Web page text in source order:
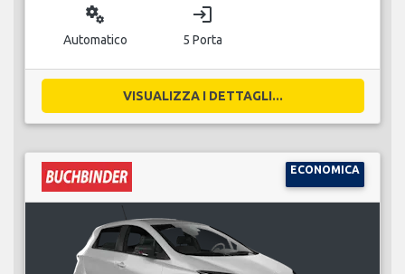
miscellaneous_services
Automatico
login
5 Porta
VISUALIZZA I DETTAGLI...
ECONOMICA